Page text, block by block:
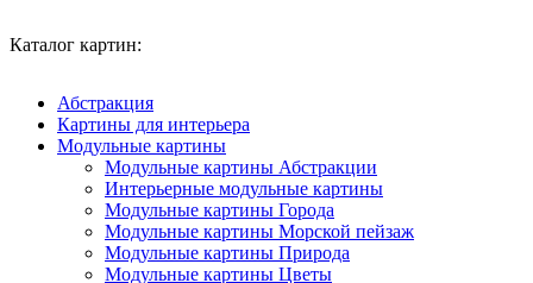
Каталог картин:
Абстракция
Картины для интерьера
Модульные картины
Модульные картины Абстракции
Интерьерные модульные картины
Модульные картины Города
Модульные картины Морской пейзаж
Модульные картины Природа
Модульные картины Цветы